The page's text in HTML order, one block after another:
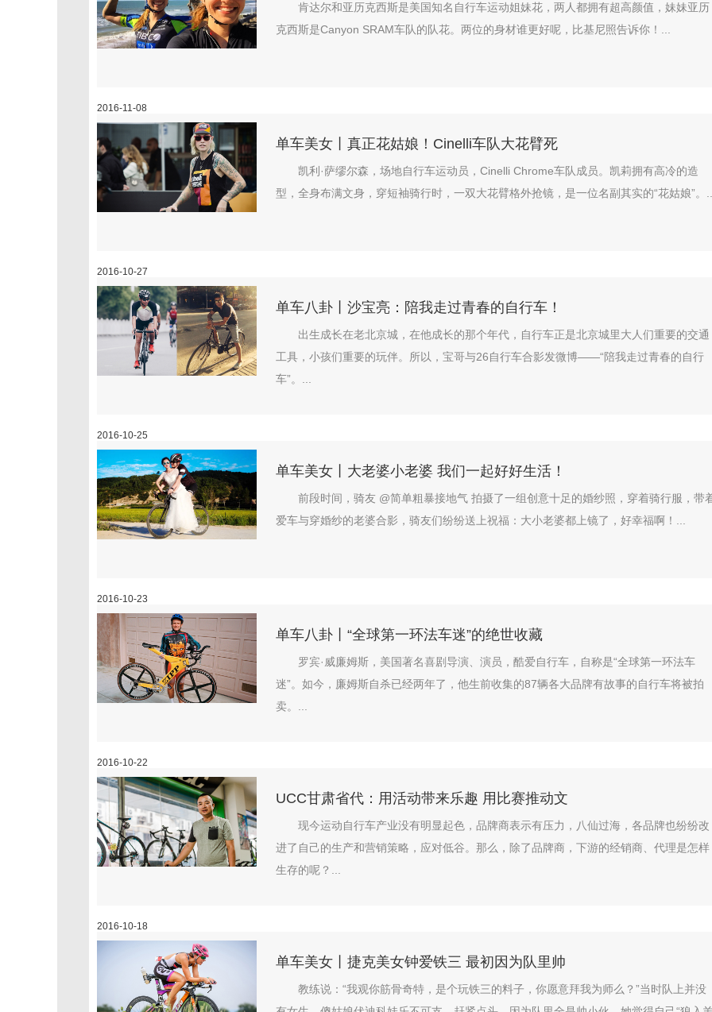
肯达尔和亚历克西斯是美国知名自行车运动姐妹花，两人都拥有超高颜值，妹妹亚历
克西斯是Canyon SRAM车队的队花。两位的身材谁更好呢，比基尼照告诉你！...
2016-11-08
单车美女丨真正花姑娘！Cinelli车队大花臂死
凯利·萨缪尔森，场地自行车运动员，Cinelli Chrome车队成员。凯莉拥有高冷的造
型，全身布满文身，穿短袖骑行时，一双大花臂格外抢镜，是一位名副其实的“花姑娘”。
2016-10-27
单车八卦丨沙宝亮：陪我走过青春的自行车！
出生成长在老北京城，在他成长的那个年代，自行车正是北京城里大人们重要的交通
工具，小孩们重要的玩伴。所以，宝哥与26自行车合影发微博——“陪我走过青春的自行
车”。...
2016-10-25
单车美女丨大老婆小老婆 我们一起好好生活！
前段时间，骑友 @简单粗暴接地气 拍摄了一组创意十足的婚纱照，穿着骑行服，带
爱车与穿婚纱的老婆合影，骑友们纷纷送上祝福：大小老婆都上镜了，好幸福啊！...
2016-10-23
单车八卦丨“全球第一环法车迷”的绝世收藏
罗宾·威廉姆斯，美国著名喜剧导演、演员，酷爱自行车，自称是“全球第一环法车
迷”。如今，廉姆斯自杀已经两年了，他生前收集的87辆各大品牌有故事的自行车将被拍
卖。...
2016-10-22
UCC甘肃省代：用活动带来乐趣 用比赛推动文
现今运动自行车产业没有明显起色，品牌商表示有压力，八仙过海，各品牌也纷纷改
进了自己的生产和营销策略，应对低谷。那么，除了品牌商，下游的经销商、代理是怎样
生存的呢？...
2016-10-18
单车美女丨捷克美女钟爱铁三 最初因为队里帅
教练说：“我观你筋骨奇特，是个玩铁三的料子，你愿意拜我为师么？”当时队上并没